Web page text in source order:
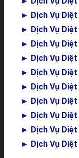
► Dịch Vụ
► Dịch Vụ
► Dịch Vụ
► Dịch Vụ
► Dịch Vụ
► Dịch Vụ
► Dịch Vụ
► Dịch Vụ
► Dịch Vụ
► Dịch Vụ